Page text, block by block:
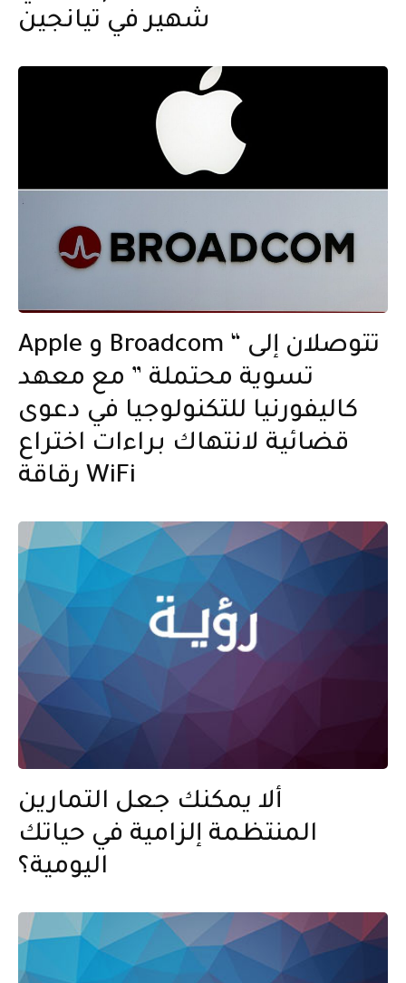
شهير في تيانجين
Apple و Broadcom تتوصلان إلى “
تسوية محتملة ” مع معهد
كاليفورنيا للتكنولوجيا في دعوى
قضائية لانتهاك براءات اختراع
رقاقة WiFi
ألا يمكنك جعل التمارين
المنتظمة إلزامية في حياتك
اليومية؟